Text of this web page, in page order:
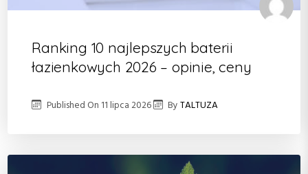
Ranking 10 najlepszych baterii
łazienkowych 2026 – opinie, ceny
Published On 11 lipca 2026 ByTALTUZA